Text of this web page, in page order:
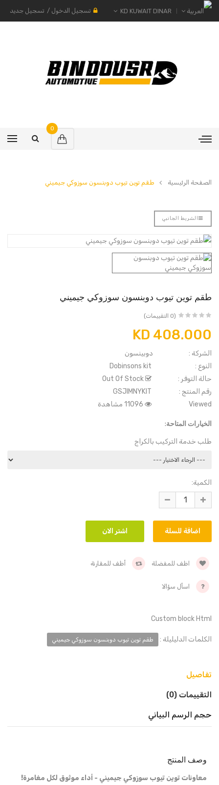
KD KUWAIT DINAR تسجيل الدخول / تسجيل جديد
0
الصفحة الرئيسية طقم توين تيوب دوبنسون سوزوكي جيميني
الشريط الجانبي
طقم توين تيوب دوبنسون سوزوكي جيميني
(0 التقييمات)
KD 408.000
الشركة :
دوبينسون
النوع :
حالة التوفر :
رقم المنتج :
Viewed
الخيارات المتاحة:
طلب خدمة التركيب بالكراج
الكمية:
اظف للمفضلة أظف للمقارنة
اسأل سؤالا
Custom block Html
الكلمات الدليليلة : طقم توين تيوب دوبنسون سوزوكي جيميني
تفاصيل
التقييمات (0)
حجم الرسم البياني
وصف المنتج
معاونات توين تيوب سوزوكي جيميني - أداء موثوق لكل مغامرة!